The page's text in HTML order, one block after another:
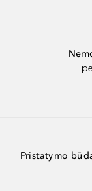
Pristatymo